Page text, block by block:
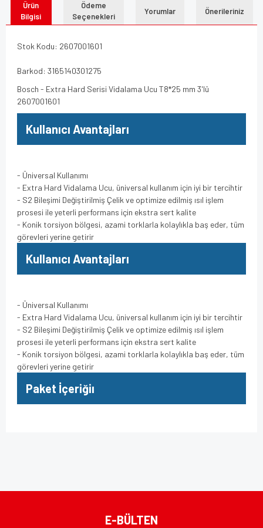
Ürün
Bilgisi
Ödeme
Seçenekleri
Yorumlar Önerileriniz
Stok Kodu: 2607001601
Barkod: 3165140301275
Bosch - Extra Hard Serisi Vidalama Ucu T8*25 mm 3'lü
2607001601
Kullanıcı Avantajları
- Üniversal Kullanımı
- Extra Hard Vidalama Ucu, üniversal kullanım için iyi bir tercihtir
- S2 Bileşimi Değiştirilmiş Çelik ve optimize edilmiş ısıl işlem
prosesi ile yeterli performans için ekstra sert kalite
- Konik torsiyon bölgesi, azami torklarla kolaylıkla baş eder, tüm
görevleri yerine getirir
Kullanıcı Avantajları
- Üniversal Kullanımı
- Extra Hard Vidalama Ucu, üniversal kullanım için iyi bir tercihtir
- S2 Bileşimi Değiştirilmiş Çelik ve optimize edilmiş ısıl işlem
prosesi ile yeterli performans için ekstra sert kalite
- Konik torsiyon bölgesi, azami torklarla kolaylıkla baş eder, tüm
görevleri yerine getirir
Paket İçeriğiı
Ürün resmi kalitesiz, bozuk veya görüntülenemiyor.
E-BÜLTEN